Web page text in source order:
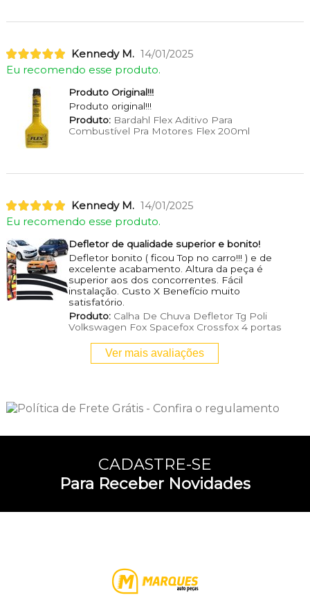
Kennedy M. 14/01/2025
Eu recomendo esse produto.
Produto Original!!!
Produto original!!!
Produto:Bardahl Flex Aditivo Para
Combustível Pra Motores Flex 200ml
Kennedy M. 14/01/2025
Eu recomendo esse produto.
Defletor de qualidade superior e bonito!
Defletor bonito ( ficou Top no carro!!! ) e de
excelente acabamento. Altura da peça é
superior aos dos concorrentes. Fácil
instalação. Custo X Benefício muito
satisfatório.
Produto:Calha De Chuva Defletor Tg Poli
Volkswagen Fox Spacefox Crossfox 4 portas
Ver mais avaliações
CADASTRE-SE
Para Receber Novidades